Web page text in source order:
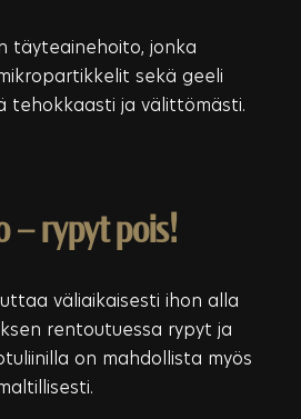
täyteainehoito, jonka
sekä geeli
ja välittömästi.
– rypyt pois!
väliaikaisesti ihon alla
rentoutuessa rypyt ja
on mahdollista myös